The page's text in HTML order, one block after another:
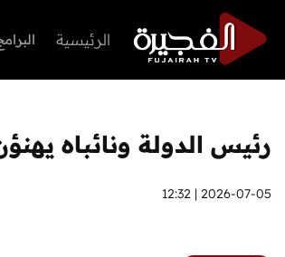
الرئيسية
رئيس الدولة ونائباه
2026-07-05 | 12:32